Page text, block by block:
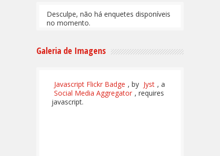
Desculpe, não há enquetes disponíveis
no momento.
Galeria de Imagens
Javascript Flickr Badge , by Jyst , a
Social Media Aggregator , requires
javascript.